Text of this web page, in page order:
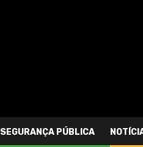
SEGURANÇA PÚBLICA